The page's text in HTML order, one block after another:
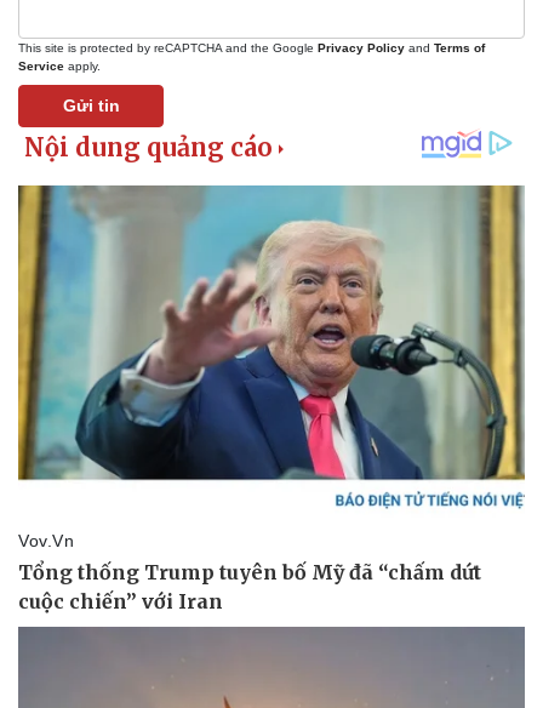
Doanh nghiệp
Thông tin doanh nghiệp
Sành điệu
This site is protected by reCAPTCHA and the Google Privacy Policy and Terms of
Service apply.
Gửi tin